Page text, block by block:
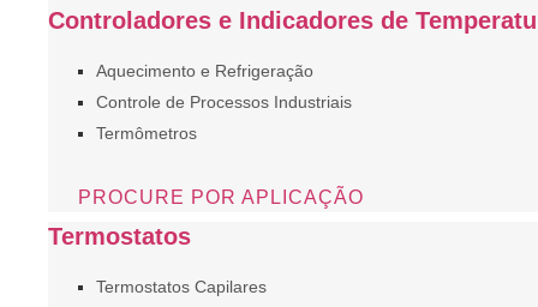
Controladores e Indicadores de
Aquecimento e Refrigeração
Controle de Processos Industriais
Termômetros
PROCURE POR APLICAÇÃO
Termostatos
Termostatos Capilares